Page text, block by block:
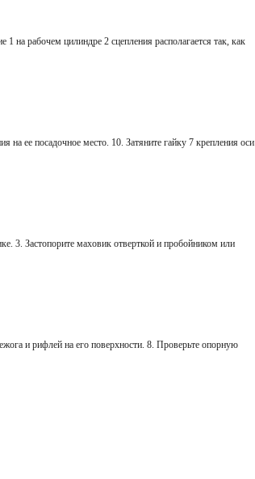
на рабочем цилиндре 2 сцепления располагается так, как
ее посадочное место. 10. Затяните гайку 7 крепления оси
3. Застопорите маховик отверткой и пробойником или
и рифлей на его поверхности. 8. Проверьте опорную